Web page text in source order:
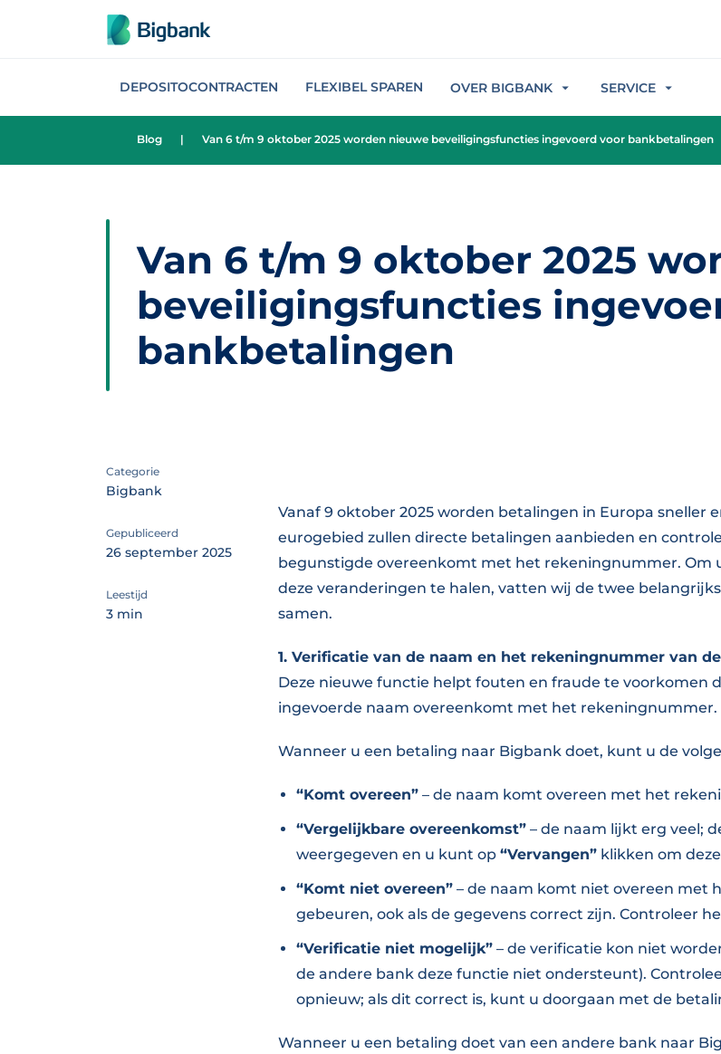
Spring naar onderwerp
DEPOSITOCONTRACTEN FLEXIBEL SPAREN OVER BIGBANK SERVICE
Blog | Van 6 t/m 9 oktober 2025 worden nieuwe beveiligingsfuncties ingevoerd voor bankbetalingen
Van 6 t/m 9 oktober 2025
beveiligingsfuncties
bankbetalingen
Categorie
Bigbank
Gepubliceerd
26 september 2025
Leestijd
3 min
Vanaf 9 oktober 2025 worden betalingen in Europa sneller
eurogebied zullen directe betalingen aanbieden en
begunstigde overeenkomt met het rekeningnummer. Om
deze veranderingen te halen, vatten wij de twee
samen.
1. Verificatie van de naam en het rekeningnummer van
Deze nieuwe functie helpt fouten en fraude te voorkomen
ingevoerde naam overeenkomt met het rekeningnummer.
Wanneer u een betaling naar Bigbank doet, kunt u de
“Komt overeen” – de naam komt overeen met het
“Vergelijkbare overeenkomst” – de naam lijkt erg veel;
weergegeven en u kunt op “Vervangen” klikken om
“Komt niet overeen” – de naam komt niet overeen met
gebeuren, ook als de gegevens correct zijn. Controleer
“Verificatie niet mogelijk” – de verificatie kon niet
de andere bank deze functie niet ondersteunt).
opnieuw; als dit correct is, kunt u doorgaan met de
Wanneer u een betaling doet van een andere bank naar